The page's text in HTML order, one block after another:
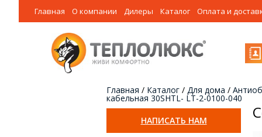
Главная О компании Дилеры Каталог Оплата и
НАПИСАТЬ НАМ
Главная / Каталог / Для дома /
кабельная 30SHTL- LT-2-0100-040